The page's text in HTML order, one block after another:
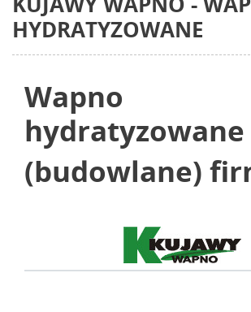
HYDRATYZOWANE
Wapno
hydratyzowane
(budowlane)